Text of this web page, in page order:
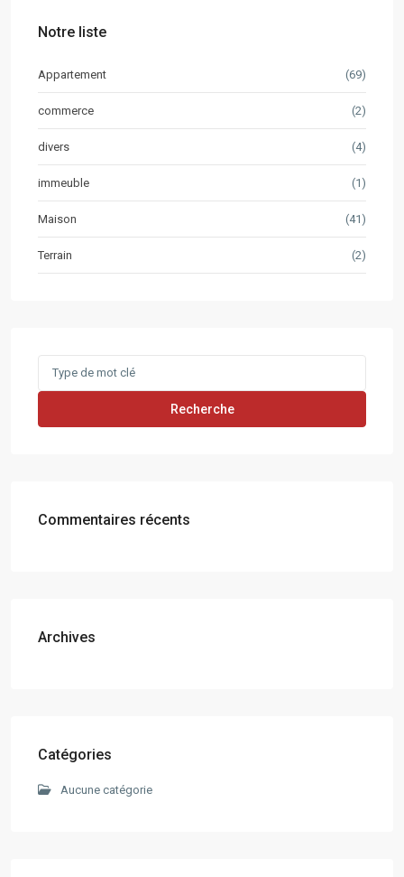
Notre liste
Appartement (69)
commerce (2)
divers (4)
immeuble (1)
Maison (41)
Terrain (2)
Recherche
Commentaires récents
Archives
Catégories
Aucune catégorie